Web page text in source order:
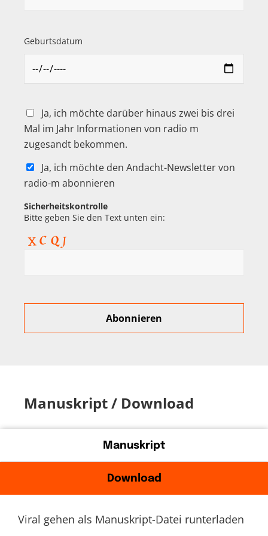
Geburtsdatum
Ja, ich möchte darüber hinaus zwei bis drei
Mal im Jahr Informationen von radio m
zugesandt bekommen.
Ja, ich möchte den Andacht-Newsletter von
radio-m abonnieren
Sicherheitskontrolle
Bitte geben Sie den Text unten ein:
Manuskript / Download
Manuskript
Download
Viral gehen als Manuskript-Datei runterladen